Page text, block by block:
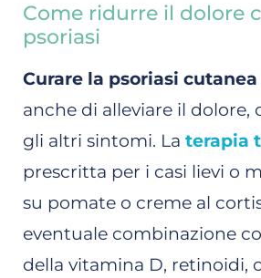
Come ridurre il dolore
psoriasi
Curare la psoriasi cutanea
anche di alleviare il dolore,
gli altri sintomi. La terapia
prescritta per i casi lievi o
su pomate o creme al
eventuale combinazione
della vitamina D, retinoidi,